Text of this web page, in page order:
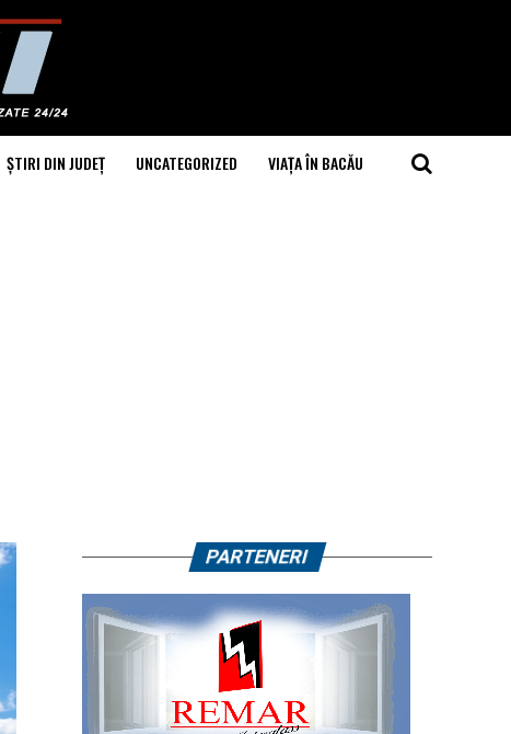
ȘTIRI DIN JUDEȚ UNCATEGORIZED VIAȚA ÎN BACĂU
PARTENERI